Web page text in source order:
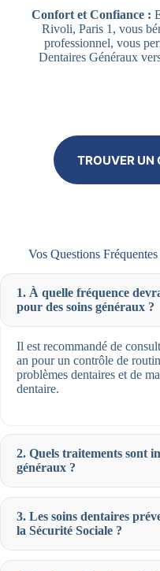
Confort et Confiance :
Rivoli, Paris 1, vous
professionnel, vous
Dentaires Généraux
TROUVER UN
Vos Questions
1. À quelle fréquence
pour des soins généraux ?
Il est recommandé de
an pour un contrôle de
problèmes dentaires et de
dentaire.
2. Quels traitements sont
généraux ?
3. Les soins dentaires
la Sécurité Sociale ?